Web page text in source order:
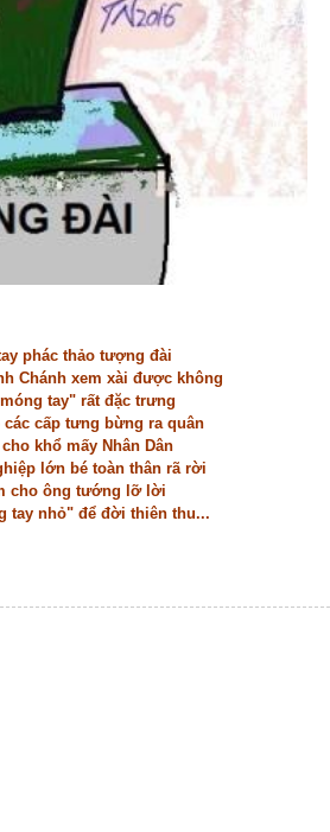
phác thảo tượng đài
Chánh xem xài được không
tay" rất đặc trưng
các cấp tưng bừng ra quân
cho khổ mấy Nhân Dân
lớn bé toàn thân rã rời
cho ông tướng lỡ lời
tay nhỏ" để đời thiên thu...